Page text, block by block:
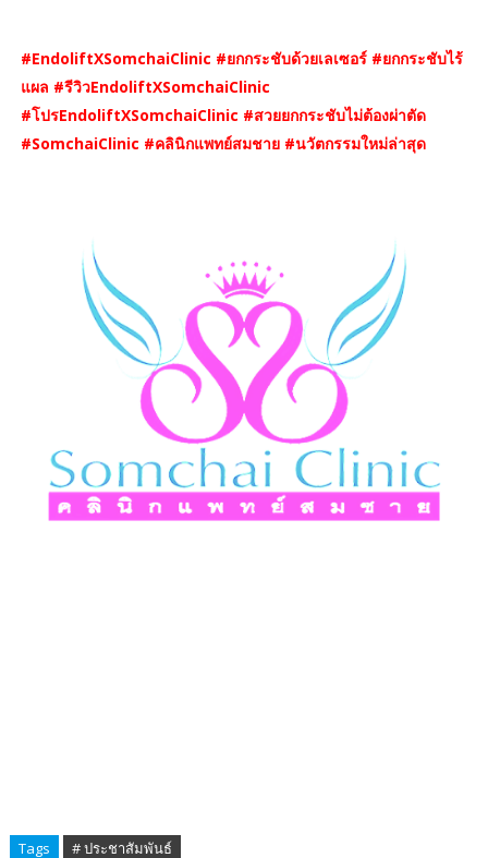
#EndoliftXSomchaiClinic #ยกกระชับด้วยเลเซอร์ #ยกกระชับไร้
แผล #รีวิวEndoliftXSomchaiClinic
#โปรEndoliftXSomchaiClinic #สวยยกกระชับไม่ต้องผ่าตัด
#SomchaiClinic #คลินิกแพทย์สมชาย #นวัตกรรมใหม่ล่าสุด
Tags # ประชาสัมพันธ์